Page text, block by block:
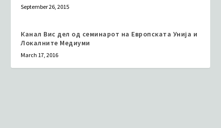
September 26, 2015
Канал Вис дел од семинарот на Европската Унија и
Локалните Медиуми
March 17, 2016